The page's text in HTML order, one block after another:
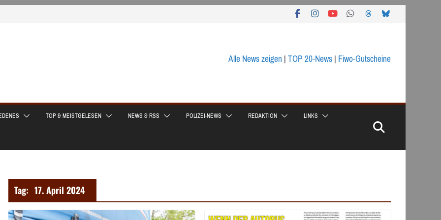
Alle News zeigen|TOP 20-News|Fiwo-Gutscheine
TOP & MEISTGELESEN NEWS & RSS POLIZEI-NEWS REDAKTION LINKS
Tag: 17. April 2024